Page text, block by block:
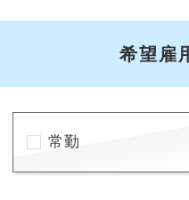
希望雇
常勤